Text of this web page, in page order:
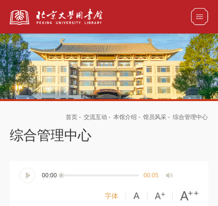
全部资源
首页 - 交流互动 - 本馆介绍 - 馆员风采 - 综合管理中心
综合管理中心
00:00 00:05
字体